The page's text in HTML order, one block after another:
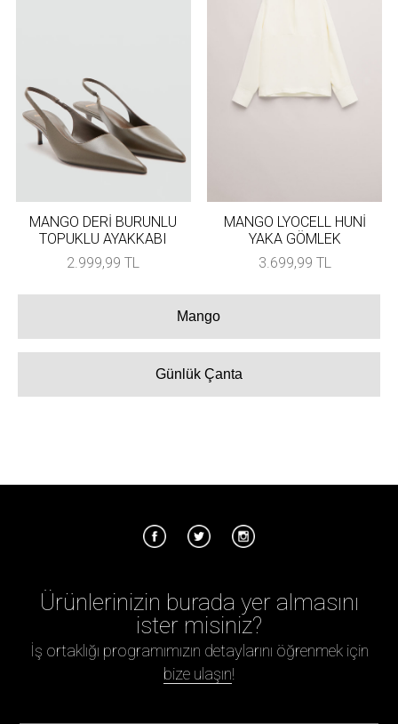
MANGO DERİ BURUNLU
TOPUKLU AYAKKABI
2.999,99 TL
MANGO LYOCELL HUNİ
YAKA GÖMLEK
3.699,99 TL
Mango
Günlük Çanta
Ürünlerinizin burada yer almasını
ister misiniz?
İş ortaklığı programımızın detaylarını öğrenmek için
bize ulaşın!